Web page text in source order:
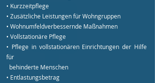
• Kurzzeitpflege
• Zusätzliche Leistungen für Wohngruppen
• Wohnumfeldverbessernde Maßnahmen
• Vollstationäre Pflege
• Pflege in vollstationären Einrichtungen der Hilfe
für
behinderte Menschen
• Entlastungsbetrag